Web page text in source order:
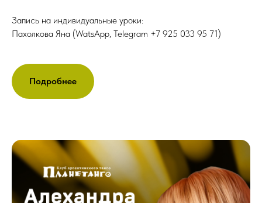
Запись на индивидуальные уроки:
Пахолкова Яна (WatsApp, Telegram +7 925 033 95 71)
Подробнее